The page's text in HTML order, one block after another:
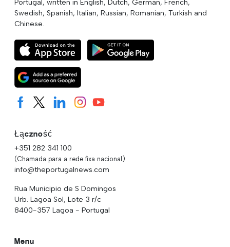
Portugal, written in English, Dutch, German, French,
Swedish, Spanish, Italian, Russian, Romanian, Turkish and
Chinese.
Łączność
+351 282 341 100
(Chamada para a rede fixa nacional)
info@theportugalnews.com
Rua Municipio de S Domingos
Urb. Lagoa Sol, Lote 3 r/c
8400-357 Lagoa - Portugal
Menu